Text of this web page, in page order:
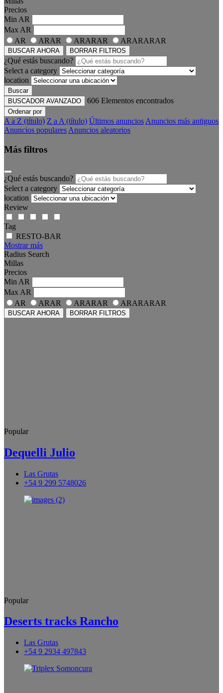
Precios
Min AR
Max AR
AR
ARAR ARARAR ARARARAR
BUSCAR AHORA BORRAR FILTROS
¿Qué estás buscando?
Select a category
location
Buscar
BUSCADOR AVANZADO
606 Elementos encontrados
Ordenar por
A a Z (título) Z a A (título) Últimos anuncios Anuncios más antiguos
Anuncios populares Anuncios aleatorios
Más filtros
¿Qué estás buscando?
Select a category
location
Review
Tag
RESTO-BAR
Mostrar más
Radius Search
Millas
Precios
Min AR
Max AR
AR
ARAR ARARAR ARARARAR
BUSCAR AHORA BORRAR FILTROS
Popular
Dequelli Julio
Las Grutas
+54 9 299 5748026
Popular
Deserts tracks Rancho
Las Grutas
+54 9 2934 497843